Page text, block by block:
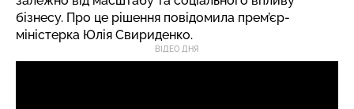
бізнесу. Про це рішення повідомила прем’єр-
міністерка Юлія Свириденко.
ВІДЕО ДНЯ